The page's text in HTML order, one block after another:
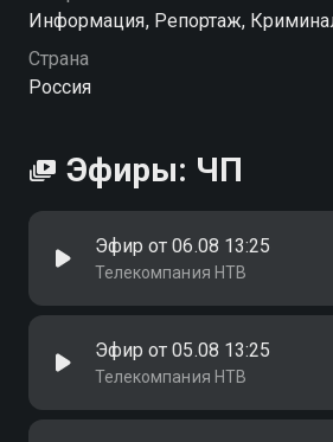
Информация, Репортаж,
Страна
Россия
Эфиры: ЧП
Эфир от 06.08 13:25
Телекомпания НТВ
Эфир от 05.08 13:25
Телекомпания НТВ